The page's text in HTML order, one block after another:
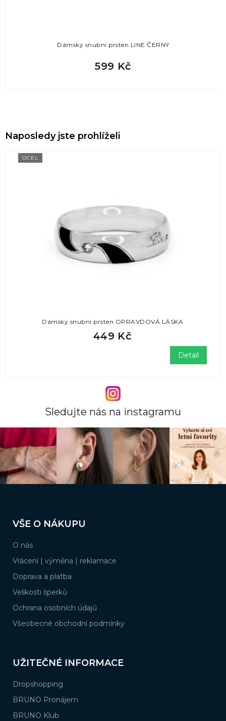
Dámský snubní prsten LINE ČERNÝ
599 Kč
Naposledy jste prohlíželi
OCEL
Dámský snubní prsten OPRAVDOVÁ LÁSKA
449 Kč
Detail
Sledujte nás na instagramu
pVŠE O NÁKUPU
O nás
Vrácení | výměna | reklamace
Doprava a platba
Velikosti šperků
Ochrana osobních údajů
Všeobecné obchodní podmínky
UŽITEČNÉ INFORMACE
Dropshopping
BRUNO Pronájem
BRUNO Klub